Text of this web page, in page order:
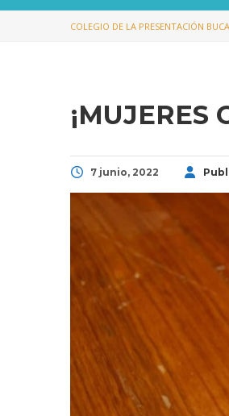
COLEGIO DE LA PRESENTACIÓN
¡MUJERES
7 junio, 2022